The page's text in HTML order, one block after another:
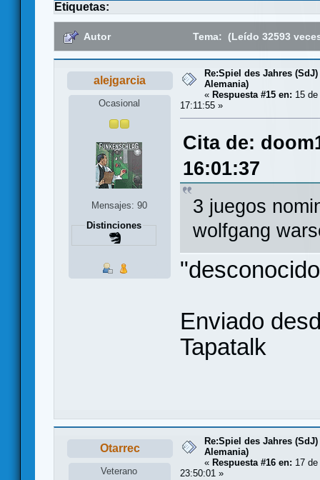
Etiquetas:
Autor Tema: (Leído 32593
alejgarcia
Ocasional
Mensajes: 90
Distinciones
Re:Spiel des Jahres
Alemania)
« Respuesta #15 en: 15
17:11:55 »
Cita de:
16:01:37
3 juegos
wolfgang
Enviado
Tapatalk
Otarrec
Veterano
Re:Spiel des Jahres
Alemania)
« Respuesta #16 en: 17
23:50:01 »